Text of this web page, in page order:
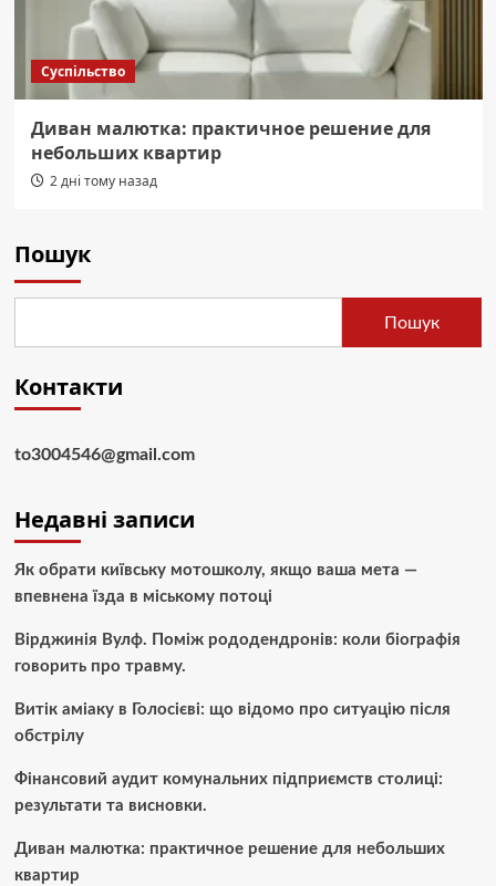
Суспільство
Диван малютка: практичное решение для
небольших квартир
2 дні тому назад
Пошук
Пошук
Контакти
to3004546@gmail.com
Недавні записи
Як обрати київську мотошколу, якщо ваша мета —
впевнена їзда в міському потоці
Вірджинія Вулф. Поміж рододендронів: коли біографія
говорить про травму.
Витік аміаку в Голосієві: що відомо про ситуацію після
обстрілу
Фінансовий аудит комунальних підприємств столиці:
результати та висновки.
Диван малютка: практичное решение для небольших
квартир